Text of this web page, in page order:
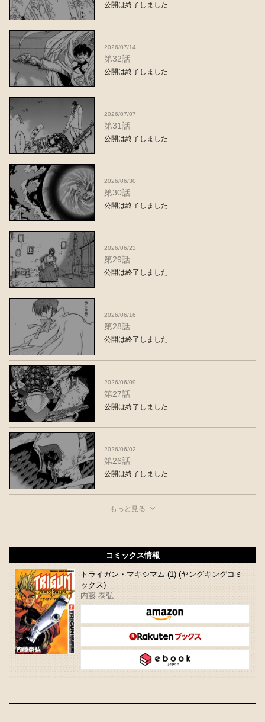
公開は終了しました
2026/07/14
第32話
公開は終了しました
2026/07/07
第31話
公開は終了しました
2026/06/30
第30話
公開は終了しました
2026/06/23
第29話
公開は終了しました
2026/06/16
第28話
公開は終了しました
2026/06/09
第27話
公開は終了しました
2026/06/02
第26話
公開は終了しました
もっと見る
コミックス情報
トライガン・マキシマム (1) (ヤングキングコミ
ックス)
内藤 泰弘